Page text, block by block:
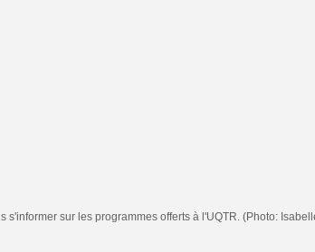
s'informer sur les programmes offerts à l'UQTR. (Photo: